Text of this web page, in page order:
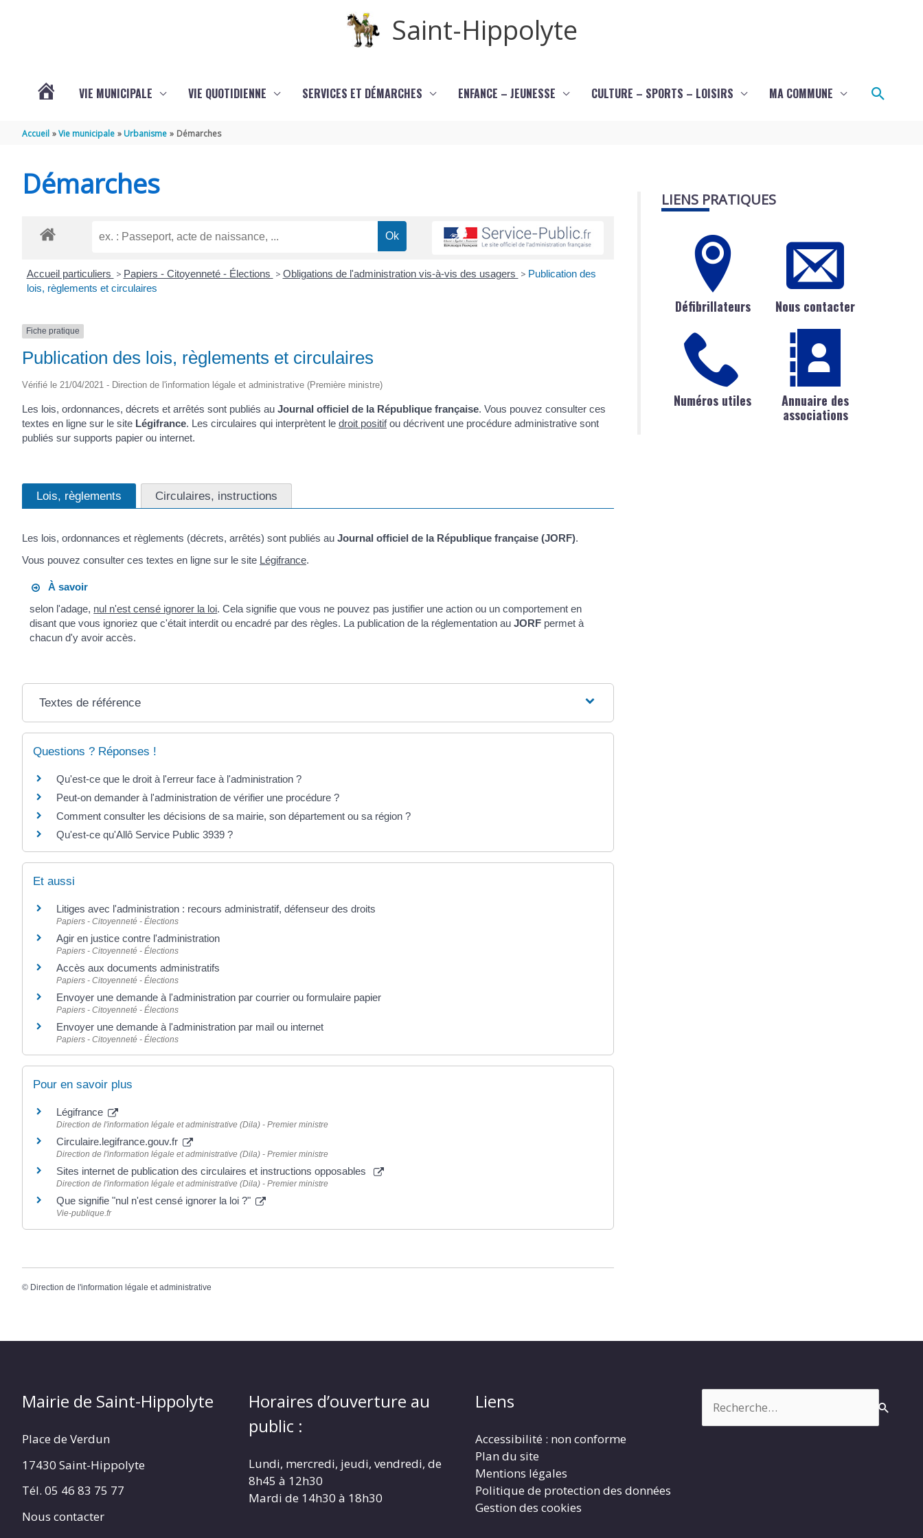
Saint-Hippolyte
SAINT-
HIPPOLYTE
(17430)
VIE MUNICIPALE VIE QUOTIDIENNE SERVICES ET DÉMARCHES ENFANCE – JEUNESSE CULTURE – SPORTS – LOISIRS MA COMMUNE
Accueil Vie municipale Urbanisme Démarches
Démarches
Accueil particuliers > Papiers - Citoyenneté - Élections > Obligations de l'administration vis-à-vis des usagers > Publication des
lois, règlements et circulaires
Fiche pratique
Publication des lois, règlements et circulaires
Vérifié le 21/04/2021 - Direction de l'information légale et administrative (Première ministre)
Les lois, ordonnances, décrets et arrêtés sont publiés au Journal officiel de la République française. Vous pouvez consulter ces
textes en ligne sur le site Légifrance. Les circulaires qui interprètent le droit positifou décrivent une procédure administrative sont
publiés sur supports papier ou internet.
Lois, règlements Circulaires, instructions
Les lois, ordonnances et règlements (décrets, arrêtés) sont publiés au Journal officiel de la République française (JORF).
Vous pouvez consulter ces textes en ligne sur le site Légifrance.
À savoir
selon l'adage, nul n'est censé ignorer la loi. Cela signifie que vous ne pouvez pas justifier une action ou un comportement en
disant que vous ignoriez que c'était interdit ou encadré par des règles. La publication de la réglementation auJORF permet à
chacun d'y avoir accès.
Textes de référence
Questions ? Réponses !
Qu'est-ce que le droit à l'erreur face à l'administration ?
Peut-on demander à l'administration de vérifier une procédure ?
Comment consulter les décisions de sa mairie, son département ou sa région ?
Qu'est-ce qu'Allô Service Public 3939 ?
Et aussi
Litiges avec l'administration : recours administratif, défenseur des droits
Papiers - Citoyenneté - Élections
Agir en justice contre l'administration
Papiers - Citoyenneté - Élections
Accès aux documents administratifs
Papiers - Citoyenneté - Élections
Envoyer une demande à l'administration par courrier ou formulaire papier
Papiers - Citoyenneté - Élections
Envoyer une demande à l'administration par mail ou internet
Papiers - Citoyenneté - Élections
Pour en savoir plus
Légifrance
Direction de l'information légale et administrative (Dila) - Premier ministre
Circulaire.legifrance.gouv.fr
Direction de l'information légale et administrative (Dila) - Premier ministre
Sites internet de publication des circulaires et instructions opposables
Direction de l'information légale et administrative (Dila) - Premier ministre
Que signifie "nul n'est censé ignorer la loi ?"
Vie-publique.fr
© Direction de l'information légale et administrative
LIENS PRATIQUES
Défibrillateurs Nous contacter
Numéros utiles
Annuaire des
associations
Mairie de Saint-Hippolyte
Place de Verdun
17430 Saint-Hippolyte
Tél. 05 46 83 75 77
Nous contacter
Horaires d’ouverture au
public :
Lundi, mercredi, jeudi, vendredi, de
8h45 à 12h30
Mardi de 14h30 à 18h30
Liens
Accessibilité : non conforme
Plan du site
Mentions légales
Politique de protection des données
Gestion des cookies